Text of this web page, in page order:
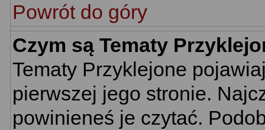
Powrót do góry
Czym są Tematy
Tematy Przyklejone
pierwszej jego stronie.
powinieneś je czytać.